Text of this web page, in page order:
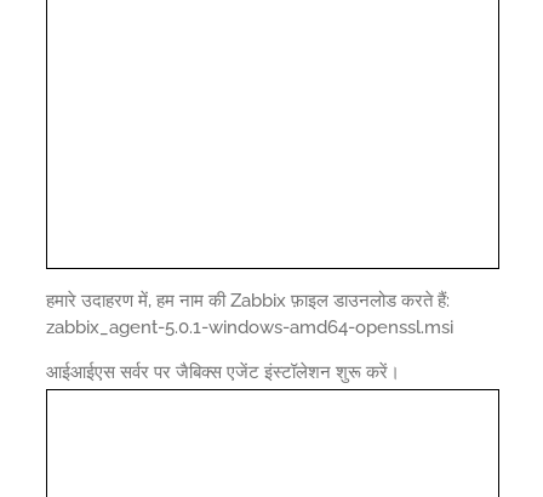
हमारे उदाहरण में, हम नाम की Zabbix फ़ाइल डाउनलोड करते हैं:
zabbix_agent-5.0.1-windows-amd64-openssl.msi
आईआईएस सर्वर पर जैबिक्स एजेंट इंस्टॉलेशन शुरू करें।